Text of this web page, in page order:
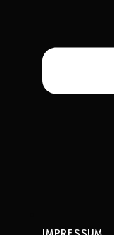
IMPRESSUM